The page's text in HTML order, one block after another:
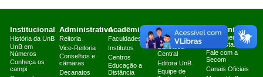
Institucional
História da UnB
UnB em
Números
Conheça os
campi
Administrativo
Reitoria
Vice-Reitoria
Conselhos e
câmaras
Decanatos
Acadêmico
Faculdades
Institutos
Centros
Educação a
Distância
Serviços
Arquivo Central
Biblioteca
Central
Editora UnB
Equipe de
Comunicação
Atendimento a
Jornalistas
Fale com a
Secom
Canais Oficiais